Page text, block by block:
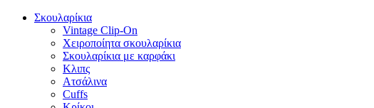
Σκουλαρίκια
Vintage Clip-On
Χειροποίητα σκουλαρίκια
Σκουλαρίκια με καρφάκι
Κλιπς
Ατσάλινα
Cuffs